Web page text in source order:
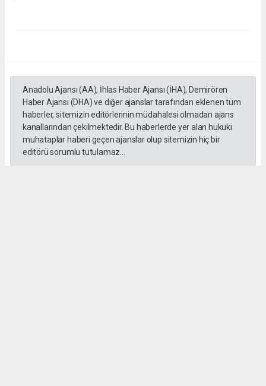
Anadolu Ajansı (AA), İhlas Haber Ajansı (İHA), Demirören
Haber Ajansı (DHA) ve diğer ajanslar tarafından eklenen tüm
haberler, sitemizin editörlerinin müdahalesi olmadan ajans
kanallarından çekilmektedir. Bu haberlerde yer alan hukuki
muhataplar haberi geçen ajanslar olup sitemizin hiç bir
editörü sorumlu tutulamaz...